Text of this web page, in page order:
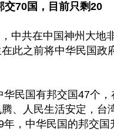
交70国，目前只剩20
中共在中国神州大地
此之前将中华民国政
华民国有邦交国47个，
、人民生活安定，台
年，中华民国的邦交国